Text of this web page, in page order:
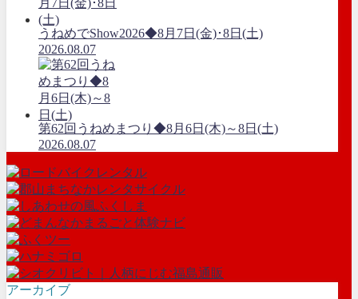
うねめでShow2026◆8月7日(金)･8日(土)
2026.08.07
第62回うねめまつり◆8月6日(木)～8日(土)
2026.08.07
アーカイブ